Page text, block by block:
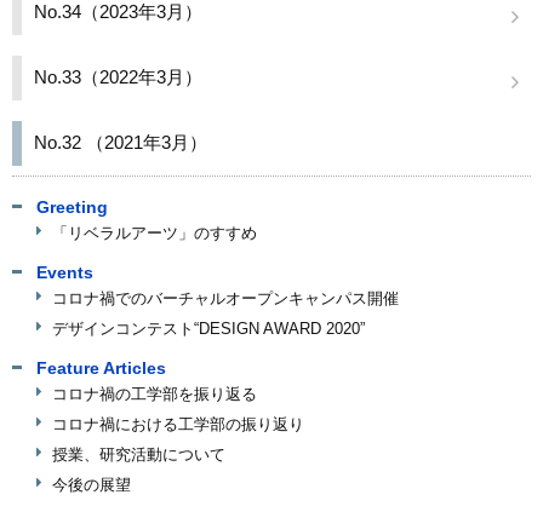
No.34（2023年3月）
No.33（2022年3月）
No.32 （2021年3月）
Greeting
「リベラルアーツ」のすすめ
Events
コロナ禍でのバーチャルオープンキャンパス開催
デザインコンテスト“DESIGN AWARD 2020”
Feature Articles
コロナ禍の工学部を振り返る
コロナ禍における工学部の振り返り
授業、研究活動について
今後の展望
運用ポリシー
学内向け情報